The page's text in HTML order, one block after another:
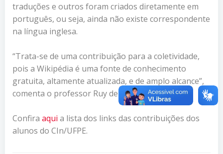
traduções e outros foram criados diretamente em
português, ou seja, ainda não existe correspondente
na língua inglesa.
“Trata-se de uma contribuição para a coletividade,
pois a Wikipédia é uma fonte de conhecimento
gratuita, altamente atualizada, e de amplo alcance”,
comenta o professor Ruy de Queiroz.
Confira aqui a lista dos links das contribuições dos
alunos do CIn/UFPE.